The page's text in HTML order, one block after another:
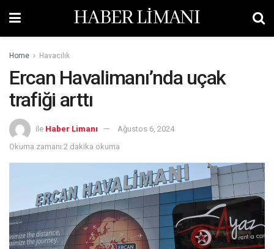
HABER LİMANI
Home Havacılık
Ercan Havalimanı’nda uçak
trafiği arttı
ile Haber Limanı
Ağustos 6, 2024
Okuma zamanı:2 dakika okuma